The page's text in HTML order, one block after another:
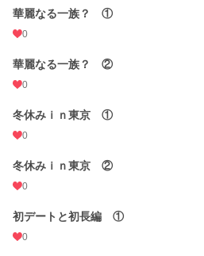
華麗なる一族？ ①
0
華麗なる一族？ ②
0
冬休みｉｎ東京 ①
0
冬休みｉｎ東京 ②
0
初デートと初長編 ①
0